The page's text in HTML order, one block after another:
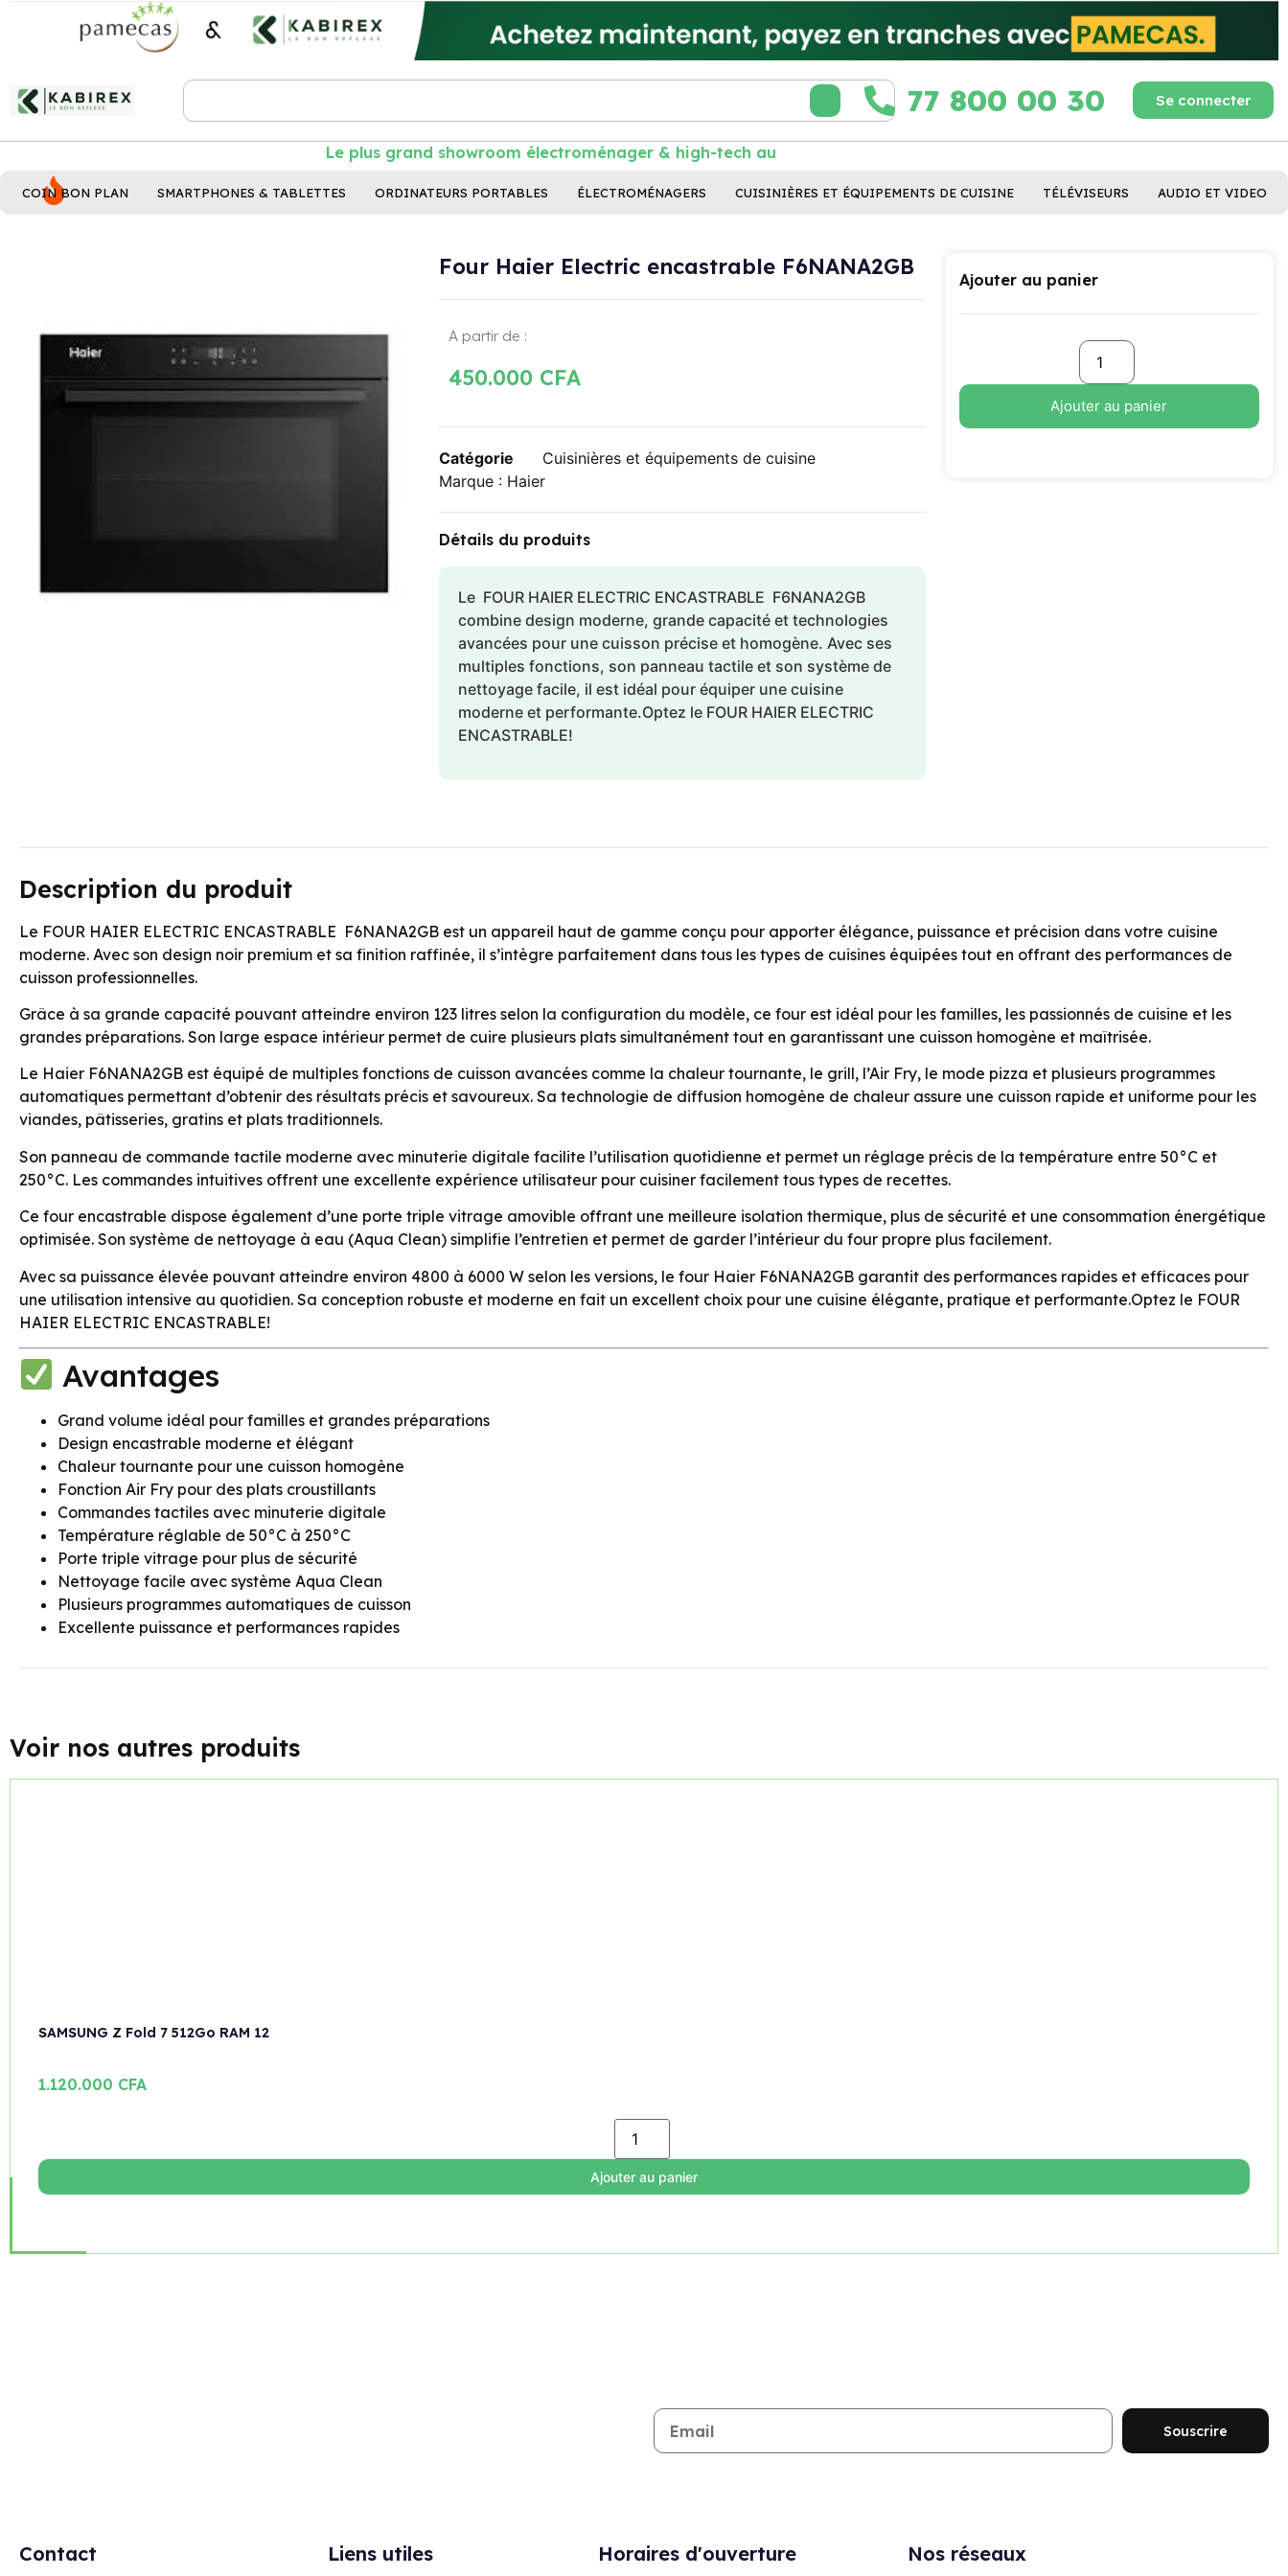
77 800 00 30 Se connecter
Le plus grand showroom électroménager & high-tech au Séné
COIN BON PLAN SMARTPHONES & TABLETTES ORDINATEURS PORTABLES ÉLECTROMÉNAGERS CUISINIÈRES ET ÉQUIPEMENTS DE CUISINE TÉLÉVISEURS AUDIO ET VIDEO
Four Haier Electric encastrable F6NANA2GB
A partir de :
450.000 CFA
Catégorie
Cuisinières et équipements de cuisine
Marque : Haier
Détails du produits
Le FOUR HAIER ELECTRIC ENCASTRABLE F6NANA2GB
combine design moderne, grande capacité et technologies
avancées pour une cuisson précise et homogène. Avec ses
multiples fonctions, son panneau tactile et son système de
nettoyage facile, il est idéal pour équiper une cuisine
moderne et performante.Optez le FOUR HAIER ELECTRIC
ENCASTRABLE!
Ajouter au panier
Ajouter au panier
Description du produit
Le FOUR HAIER ELECTRIC ENCASTRABLE F6NANA2GB est un appareil haut de gamme conçu pour apporter élégance, puissance et précision dans votre cuisine
moderne. Avec son design noir premium et sa finition raffinée, il s’intègre parfaitement dans tous les types de cuisines équipées tout en offrant des performances de
cuisson professionnelles.
Grâce à sa grande capacité pouvant atteindre environ 123 litres selon la configuration du modèle, ce four est idéal pour les familles, les passionnés de cuisine et les
grandes préparations. Son large espace intérieur permet de cuire plusieurs plats simultanément tout en garantissant une cuisson homogène et maîtrisée.
Le Haier F6NANA2GB est équipé de multiples fonctions de cuisson avancées comme la chaleur tournante, le grill, l’Air Fry, le mode pizza et plusieurs programmes
automatiques permettant d’obtenir des résultats précis et savoureux. Sa technologie de diffusion homogène de chaleur assure une cuisson rapide et uniforme pour les
viandes, pâtisseries, gratins et plats traditionnels.
Son panneau de commande tactile moderne avec minuterie digitale facilite l’utilisation quotidienne et permet un réglage précis de la température entre 50°C et
250°C. Les commandes intuitives offrent une excellente expérience utilisateur pour cuisiner facilement tous types de recettes.
Ce four encastrable dispose également d’une porte triple vitrage amovible offrant une meilleure isolation thermique, plus de sécurité et une consommation énergétique
optimisée. Son système de nettoyage à eau (Aqua Clean) simplifie l’entretien et permet de garder l’intérieur du four propre plus facilement.
Avec sa puissance élevée pouvant atteindre environ 4800 à 6000 W selon les versions, le four Haier F6NANA2GB garantit des performances rapides et efficaces pour
une utilisation intensive au quotidien. Sa conception robuste et moderne en fait un excellent choix pour une cuisine élégante, pratique et performante.Optez le FOUR
HAIER ELECTRIC ENCASTRABLE!
Avantages
Grand volume idéal pour familles et grandes préparations
Design encastrable moderne et élégant
Chaleur tournante pour une cuisson homogène
Fonction Air Fry pour des plats croustillants
Commandes tactiles avec minuterie digitale
Température réglable de 50°C à 250°C
Porte triple vitrage pour plus de sécurité
Nettoyage facile avec système Aqua Clean
Plusieurs programmes automatiques de cuisson
Excellente puissance et performances rapides
Voir nos autres produits
SAMSUNG Z Fold 7 512Go RAM 12
1.120.000 CFA
Ajouter au panier
Souscrire
Contact Liens utiles Horaires d'ouverture Nos réseaux